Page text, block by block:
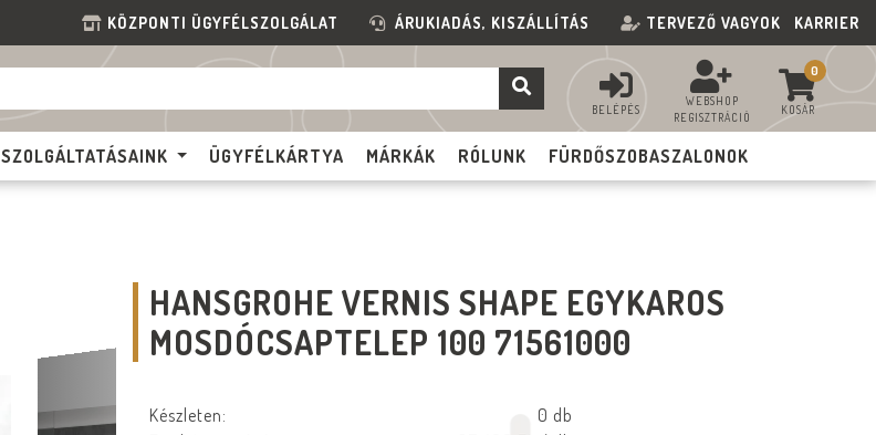
KÖZPONTI ÜGYFÉLSZOLGÁLAT ÁRUKIADÁS, KISZÁLLÍTÁS TERVEZŐ VAGYOK KARRIER
BELÉPÉS
WEBSHOP
REGISZTRÁCIÓ
0
KOSÁR
SZOLGÁLTATÁSAINK ÜGYFÉLKÁRTYA MÁRKÁK RÓLUNK FÜRDŐSZOBASZALONOK
HANSGROHE VERNIS SHAPE EGYKAROS
MOSDÓCSAPTELEP 100 71561000
Készleten:
0 db